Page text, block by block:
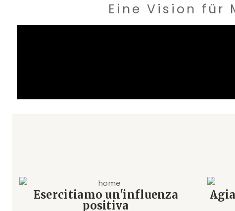
Eine Vision für
Esercitiamo un'influenza
positiva